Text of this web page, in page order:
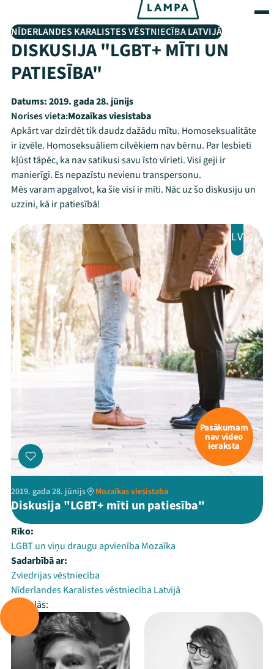
NĪDERLANDES KARALISTES VĒSTNIECĪBA LATVIJĀ
DISKUSIJA "LGBT+ MĪTI UN
PATIESĪBA"
Datums:2019. gada 28. jūnijs
Norises vieta:Mozaīkas viesistaba
Apkārt var dzirdēt tik daudz dažādu mītu. Homoseksualitāte
ir izvēle. Homoseksuāliem cilvēkiem nav bērnu. Par lesbieti
kļūst tāpēc, ka nav satikusi savu īsto vīrieti. Visi geji ir
manierīgi. Es nepazīstu nevienu transpersonu.
Mēs varam apgalvot, ka šie visi ir mīti. Nāc uz šo diskusiju un
uzzini, kā ir patiesībā!
LV
Pasākumam
nav video
ieraksta
2019. gada 28. jūnijs Mozaīkas viesistaba
Diskusija "LGBT+ mīti un patiesība"
Rīko:
LGBT un viņu draugu apvienība Mozaīka
Sadarbībā ar:
Zviedrijas vēstniecība
Nīderlandes Karalistes vēstniecība Latvijā
Piedalās: